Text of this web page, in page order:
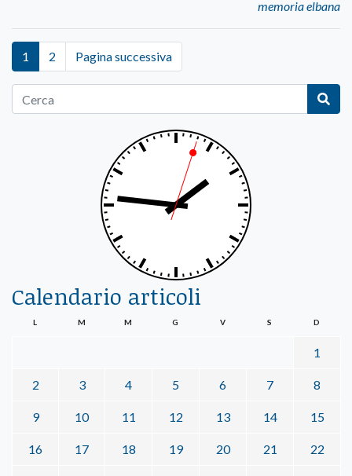
memoria elbana
1 2 Pagina successiva
Calendario articoli
L M M G V S D
1
2 3 4 5 6 7 8
9 10 11 12 13 14 15
16 17 18 19 20 21 22